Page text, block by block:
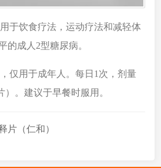
用于饮食疗法，运动疗法和减轻体
的成人2型糖尿病。
仅用于成年人。每日1次，剂量
）。建议于早餐时服用。
片（仁和）